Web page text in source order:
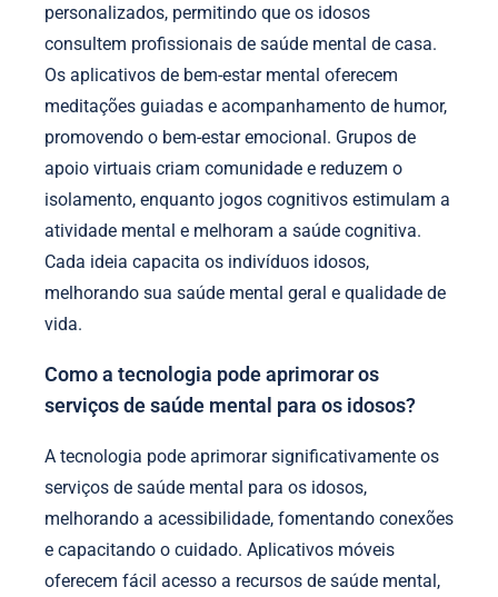
personalizados, permitindo que os idosos
consultem profissionais de saúde mental de casa.
Os aplicativos de bem-estar mental oferecem
meditações guiadas e acompanhamento de humor,
promovendo o bem-estar emocional. Grupos de
apoio virtuais criam comunidade e reduzem o
isolamento, enquanto jogos cognitivos estimulam a
atividade mental e melhoram a saúde cognitiva.
Cada ideia capacita os indivíduos idosos,
melhorando sua saúde mental geral e qualidade de
vida.
Como a tecnologia pode aprimorar os
serviços de saúde mental para os idosos?
A tecnologia pode aprimorar significativamente os
serviços de saúde mental para os idosos,
melhorando a acessibilidade, fomentando conexões
e capacitando o cuidado. Aplicativos móveis
oferecem fácil acesso a recursos de saúde mental,